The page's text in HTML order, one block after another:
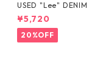
USED "Lee" DENIM
¥5,720
20%OFF